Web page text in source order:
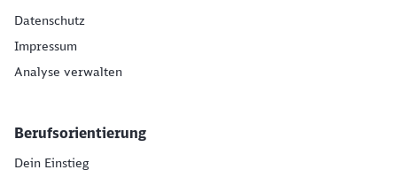
Datenschutz
Impressum
Analyse verwalten
Berufsorientierung
Dein Einstieg